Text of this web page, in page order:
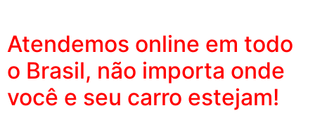
Atendemos online em todo
o Brasil, não importa onde
você e seu carro estejam!